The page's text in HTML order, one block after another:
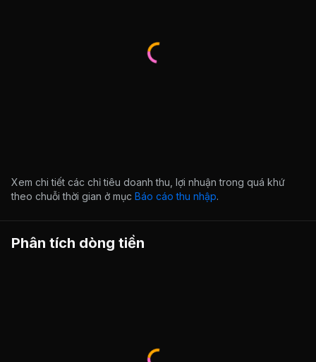
Xem chi tiết các chỉ tiêu doanh thu, lợi nhuận trong quá khứ
theo chuỗi thời gian ở mục Báo cáo thu nhập.
Phân tích dòng tiền